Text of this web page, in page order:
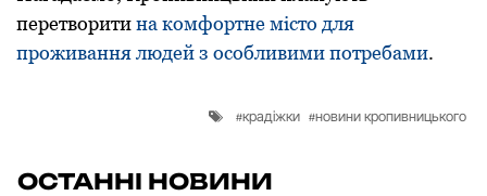
перетворитина комфортне місто для
проживання людей з особливими потребами.
крадіжки новини кропивницького
ОСТАННІ НОВИНИ